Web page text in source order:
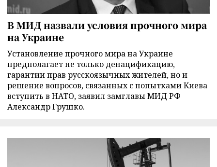
В МИД назвали условия прочного мира
на Украине
Установление прочного мира на Украине
предполагает не только денацификацию,
гарантии прав русскоязычных жителей, но и
решение вопросов, связанных с попытками Киева
вступить в НАТО, заявил замглавы МИД РФ
Александр Грушко.